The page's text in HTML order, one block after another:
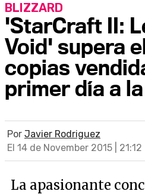
'StarCraft II:
Void' supera
copias
primer día a
BLIZZARD
Por Javier Rodriguez
El 14 de November 2015 | 21:12
La apasionante